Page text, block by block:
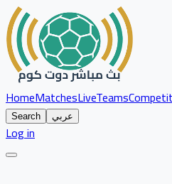
HomeMatchesLiveTeams
Search عربي
Log in